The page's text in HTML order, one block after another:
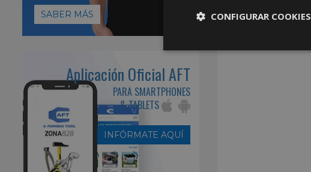
SABER MÁS
Aplicación Oficial AFT
PARA SMARTPHONES
& TABLETS
INFÓRMATE AQUÍ
CONFIGURAR COOKIES